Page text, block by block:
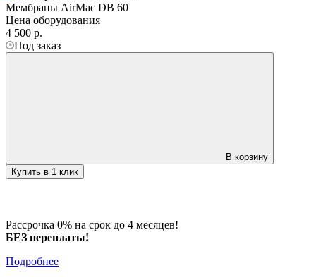
Мембраны AirMac DB 60
Цена оборудования
4 500 р.
Под заказ
В корзину
Купить в 1 клик
Рассрочка 0% на срок до 4 месяцев!
БЕЗ переплаты!
Подробнее